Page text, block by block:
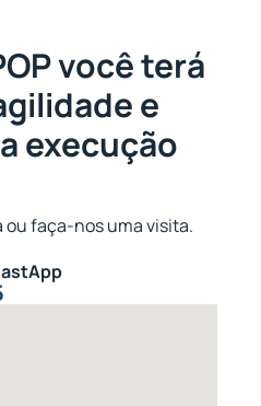
você terá
e
execução
ou faça-nos uma visita.